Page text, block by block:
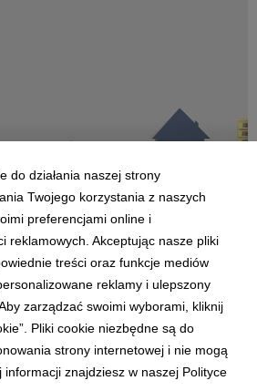
kredytobiorcy
kupić własne M. Nieważne czy chodzi
rodzinny dom z ogrodem, za każdą
zapłacić, często posiłkując się
wybrać?...
7 8 9 10
do działania naszej strony
Twojego korzystania z naszych
preferencjami online i
reklamowych. Akceptując nasze pliki
treści oraz funkcje mediów
reklamy i ulepszony
zarządzać swoimi wyborami, kliknij
Pliki cookie niezbędne są do
strony internetowej i nie mogą
informacji znajdziesz w naszej Polityce